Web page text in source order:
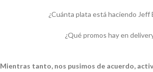
¿Cuánta plata está haciendo Jeff
¿Qué promos hay en
Mientras tanto, nos pusimos de acuerdo,